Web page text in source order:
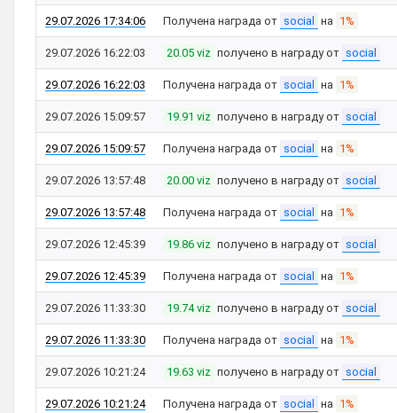
29.07.2026 17:34:06 Получена награда от social на 1%
29.07.2026 16:22:03 20.05 viz получено в награду от social
29.07.2026 16:22:03 Получена награда от social на 1%
29.07.2026 15:09:57 19.91 viz получено в награду от social
29.07.2026 15:09:57 Получена награда от social на 1%
29.07.2026 13:57:48 20.00 viz получено в награду от social
29.07.2026 13:57:48 Получена награда от social на 1%
29.07.2026 12:45:39 19.86 viz получено в награду от social
29.07.2026 12:45:39 Получена награда от social на 1%
29.07.2026 11:33:30 19.74 viz получено в награду от social
29.07.2026 11:33:30 Получена награда от social на 1%
29.07.2026 10:21:24 19.63 viz получено в награду от social
29.07.2026 10:21:24 Получена награда от social на 1%